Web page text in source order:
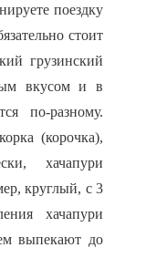
поездку
стоит
грузинский
вкусом и в
по-разному.
(корочка),
хачапури
круглый, с 3
хачапури
выпекают до